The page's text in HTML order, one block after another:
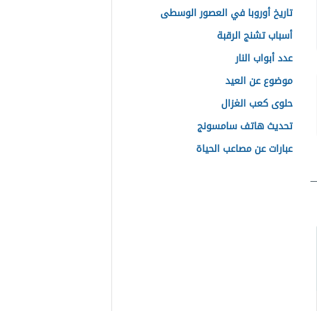
تاريخ أوروبا في العصور الوسطى
أسباب تشنج الرقبة
عدد أبواب النار
موضوع عن العيد
حلوى كعب الغزال
تحديث هاتف سامسونج
عبارات عن مصاعب الحياة